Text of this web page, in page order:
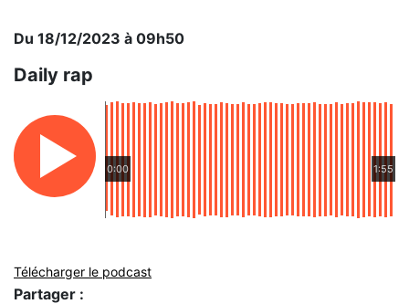
Du 18/12/2023 à 09h50
Daily rap
0:00 1:55
Télécharger le podcast
Partager :